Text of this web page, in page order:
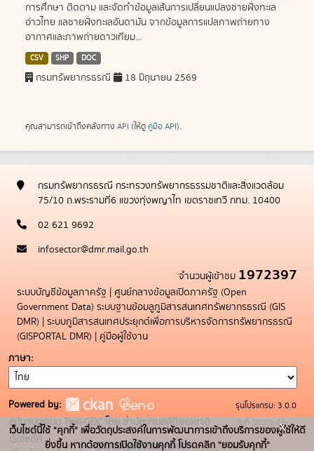
การศึกษา ติดตาม และจัดทำข้อมูลเส้นการเปลี่ยนแปลงชายฝั่งทะเล
อ่าวไทย แลชายฝั่งทะเลอันดามัน จากข้อมูลการแปลภาพถ่ายทาง
อากาศและภาพถ่ายดาวเทียม...
CSV SHP DOC
กรมทรัพยากรธรณี 18 มิถุนายน 2569
คุณสามารถเข้าถึงคลังทาง API (ให้ดู คู่มือ API).
กรมทรัพยากรธรณี กระทรวงทรัพยากรธรรมชาติและสิ่งแวดล้อม
75/10 ถ.พระรามที่6 แขวงทุ่งพญาไท เขตราชเทวี กทม. 10400
02 621 9692
infosector@dmr.mail.go.th
จำนวนผู้เข้าชม 1972397
ระบบบัญชีข้อมูลภาครัฐ | ศูนย์กลางข้อมูลเปิดภาครัฐ (Open
Government Data) ระบบฐานข้อมลูภูมิสารสนเทศทรัพยากรธรณี (GIS
DMR) | ระบบภูมิสารสนเทศประยุกต์เพื่อการบริหารจัดการทรัพยากรธรณี
(GISPORTAL DMR) | คู่มือผู้ใช้งาน
ภาษา
Powered by:
สนับสนุนระบบ Thai-GDC โดย สำนักงานสถิติแห่งชาติ
เว็บไซต์ที่
ระบบบัญชีข้อมูลภาครัฐ
รุ่นโปรแกรม: 3.0.0
วันที่: 2025-05-
19
เว็บไซต์นี้ใช้ "คุกกี้" เพื่อวัตถุประสงค์ในการพัฒนาการเข้าถึงบริการของผู้ใช้ให้ดี
ยิ่งขึ้น หากต้องการเปิดใช้งานคุกกี้ โปรดคลิก "ยอมรับคุกกี้"
x